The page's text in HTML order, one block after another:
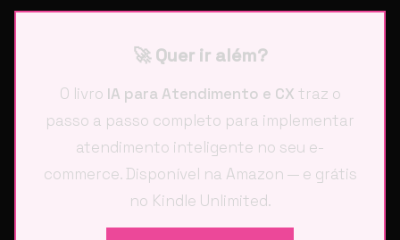
🚀 Quer ir além?
O livro IA para Atendimento e CX traz o
passo a passo completo para implementar
atendimento inteligente no seu e-
commerce. Disponível na Amazon — e grátis
no Kindle Unlimited.